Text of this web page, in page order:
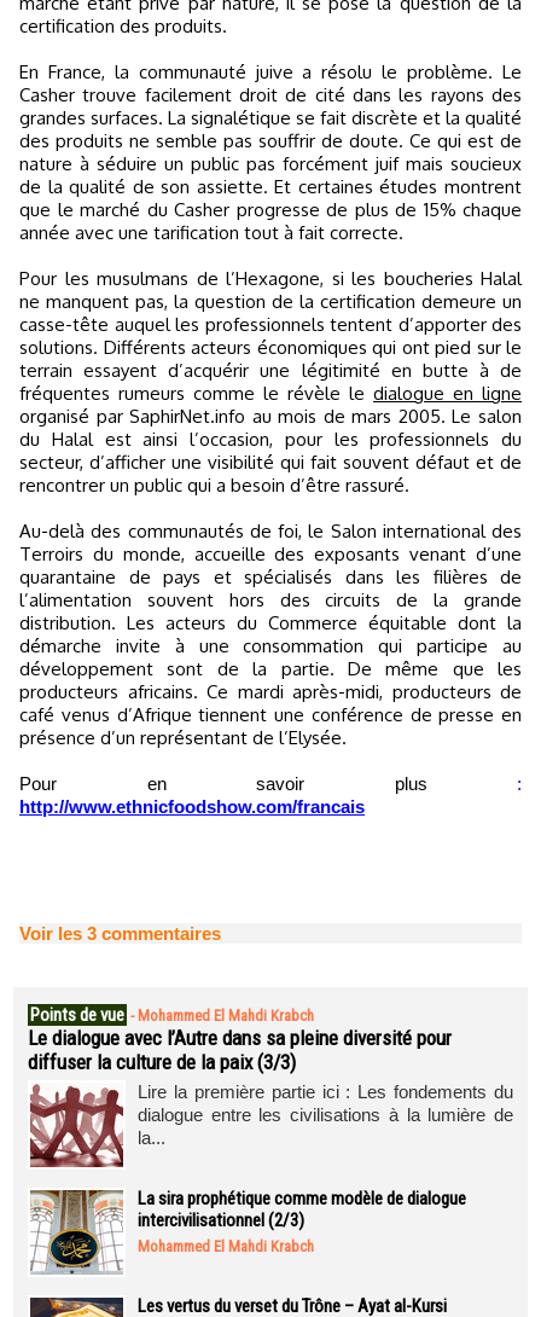
certification des produits.
En France, la communauté juive a résolu le problème. Le
Casher trouve facilement droit de cité dans les rayons des
grandes surfaces. La signalétique se fait discrète et la qualité
des produits ne semble pas souffrir de doute. Ce qui est de
nature à séduire un public pas forcément juif mais soucieux
de la qualité de son assiette. Et certaines études montrent
que le marché du Casher progresse de plus de 15% chaque
année avec une tarification tout à fait correcte.
Pour les musulmans de l’Hexagone, si les boucheries Halal
ne manquent pas, la question de la certification demeure un
casse-tête auquel les professionnels tentent d’apporter des
solutions. Différents acteurs économiques qui ont pied sur le
terrain essayent d’acquérir une légitimité en butte à de
fréquentes rumeurs comme le révèle le dialogue en ligne
organisé par SaphirNet.info au mois de mars 2005. Le salon
du Halal est ainsi l’occasion, pour les professionnels du
secteur, d’afficher une visibilité qui fait souvent défaut et de
rencontrer un public qui a besoin d’être rassuré.
Au-delà des communautés de foi, le Salon international des
Terroirs du monde, accueille des exposants venant d’une
quarantaine de pays et spécialisés dans les filières de
l’alimentation souvent hors des circuits de la grande
distribution. Les acteurs du Commerce équitable dont la
démarche invite à une consommation qui participe au
développement sont de la partie. De même que les
producteurs africains. Ce mardi après-midi, producteurs de
café venus d’Afrique tiennent une conférence de presse en
présence d’un représentant de l’Elysée.
Pour en savoir plus :
http://www.ethnicfoodshow.com/francais
Voir les 3 commentaires
Points de vue - Mohammed El Mahdi Krabch
Le dialogue avec l’Autre dans sa pleine diversité pour
diffuser la culture de la paix (3/3)
Lire la première partie ici : Les fondements du
dialogue entre les civilisations à la lumière de
la...
La sira prophétique comme modèle de dialogue
intercivilisationnel (2/3)
Mohammed El Mahdi Krabch
Les vertus du verset du Trône – Ayat al-Kursi